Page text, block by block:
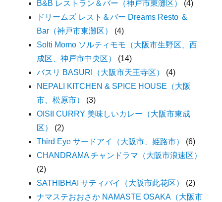
B&B レストラン＆バー（神戸市東灘区）
(4)
ドリームズ レスト＆バー Dreams Resto ＆
Bar（神戸市東灘区）
(4)
Solti Momo ソルティモモ（大阪市生野区、西
成区、神戸市中央区）
(14)
バスリ BASURI（大阪市天王寺区）
(4)
NEPALI KITCHEN & SPICE HOUSE（大阪
市、松原市）
(3)
OISII CURRY 美味しいカレー（大阪市東成
区）
(2)
Third Eye サードアイ（大阪市、姫路市）
(6)
CHANDRAMA チャンドラマ（大阪市浪速区）
(2)
SATHIBHAI サティバイ（大阪市此花区）
(2)
ナマステおおさか NAMASTE OSAKA（大阪市